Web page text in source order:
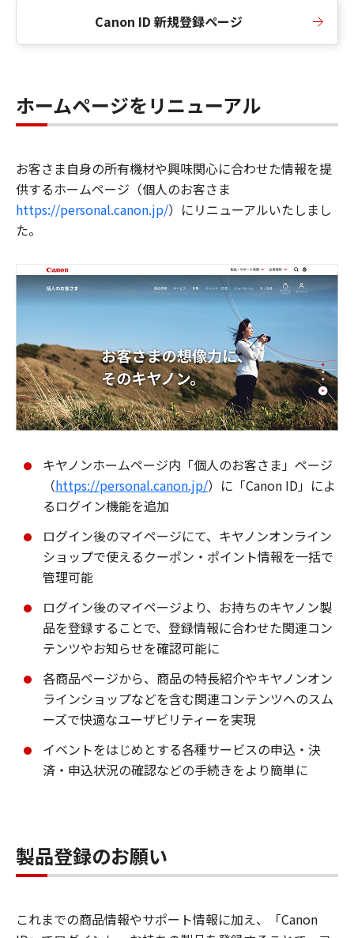
Canon ID 新規登録ページ
ホームページをリニューアル
お客さま自身の所有機材や興味関心に合わせた情報を提
供するホームページ（個人のお客さま
https://personal.canon.jp/）にリニューアルいたしまし
た。
キヤノンホームページ内「個人のお客さま」ページ
（https://personal.canon.jp/）に「Canon ID」によ
るログイン機能を追加
ログイン後のマイページにて、キヤノンオンライン
ショップで使えるクーポン・ポイント情報を一括で
管理可能
ログイン後のマイページより、お持ちのキヤノン製
品を登録することで、登録情報に合わせた関連コン
テンツやお知らせを確認可能に
各商品ページから、商品の特長紹介やキヤノンオン
ラインショップなどを含む関連コンテンツへのスム
ーズで快適なユーザビリティーを実現
イベントをはじめとする各種サービスの申込・決
済・申込状況の確認などの手続きをより簡単に
製品登録のお願い
これまでの商品情報やサポート情報に加え、「Canon